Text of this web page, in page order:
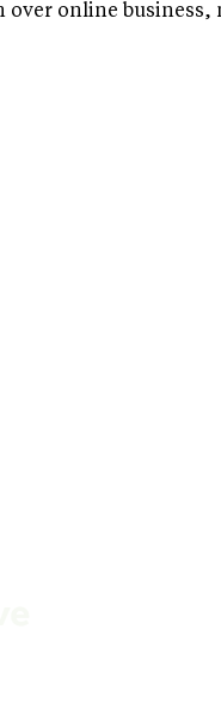
online business,